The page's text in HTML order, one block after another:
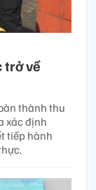
trở về
thành thu
xác định
tiếp hành